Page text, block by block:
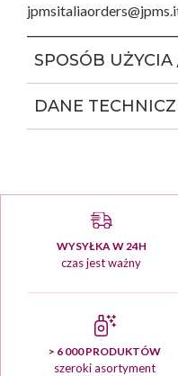
SPOSÓB UŻYCIA
DANE
WYSYŁKA W 24H
czas jest ważny
> 6 000 PRODUKTÓW
szeroki asortyment